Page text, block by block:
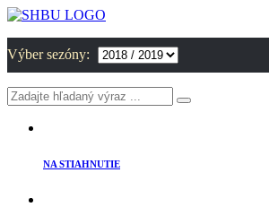
Výber sezóny:
NA STIAHNUTIE